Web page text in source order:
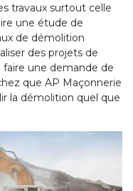
travaux surtout celle
une étude de
de démolition
des projets de
faire une demande de
que AP Maçonnerie
la démolition quel que